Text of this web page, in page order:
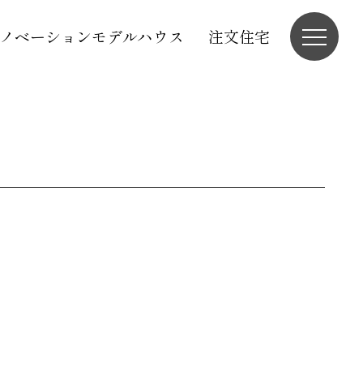
ベーションモデルハウス 注文住宅